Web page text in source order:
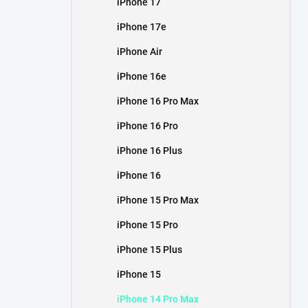
iPhone 17e
iPhone Air
iPhone 16e
iPhone 16 Pro Max
iPhone 16 Pro
iPhone 16 Plus
iPhone 16
iPhone 15 Pro Max
iPhone 15 Pro
iPhone 15 Plus
iPhone 15
iPhone 14 Pro Max